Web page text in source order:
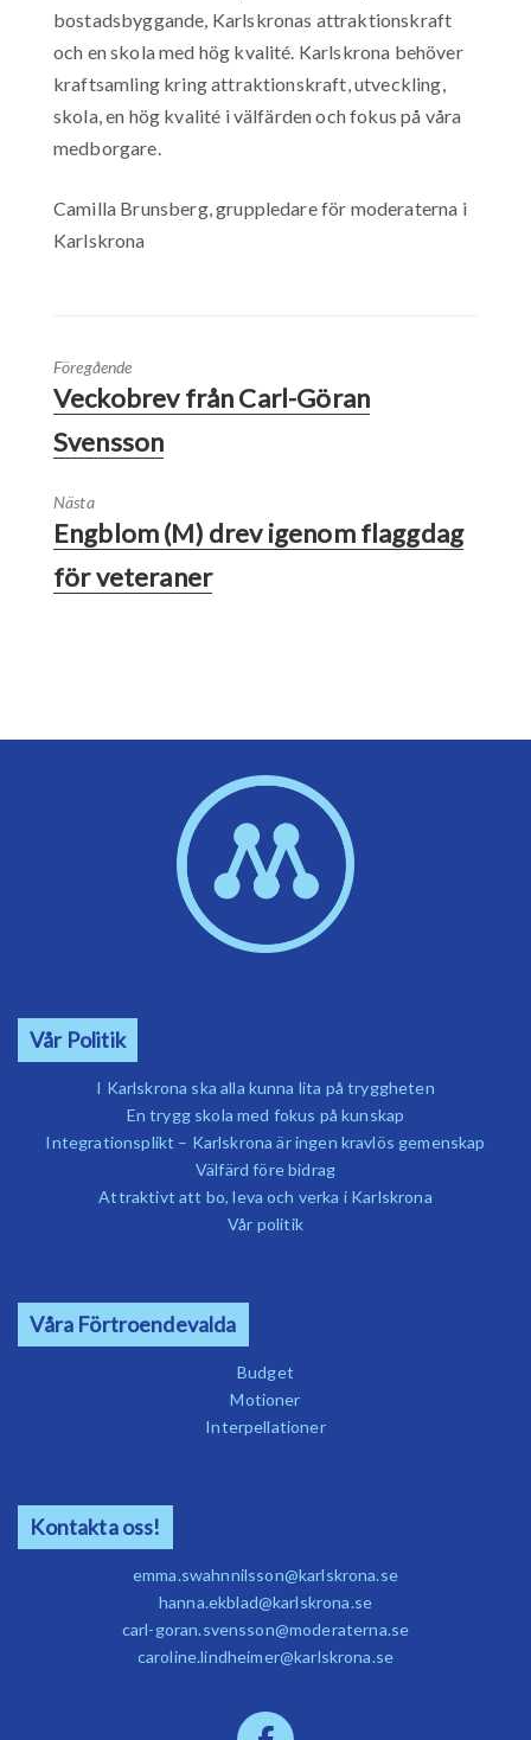
bostadsbyggande, Karlskronas attraktionskraft
och en skola med hög kvalité. Karlskrona behöver
kraftsamling kring attraktionskraft, utveckling,
skola, en hög kvalité i välfärden och fokus på våra
medborgare.
Camilla Brunsberg, gruppledare för moderaterna i
Karlskrona
Föregående
Veckobrev från Carl-Göran
Svensson
Nästa
Engblom (M) drev igenom flaggdag
för veteraner
Vår Politik
I Karlskrona ska alla kunna lita på tryggheten
En trygg skola med fokus på kunskap
Integrationsplikt – Karlskrona är ingen kravlös gemenskap
Välfärd före bidrag
Attraktivt att bo, leva och verka i Karlskrona
Vår politik
Våra Förtroendevalda
Budget
Motioner
Interpellationer
Kontakta oss!
emma.swahnnilsson@karlskrona.se
hanna.ekblad@karlskrona.se
carl-goran.svensson@moderaterna.se
caroline.lindheimer@karlskrona.se